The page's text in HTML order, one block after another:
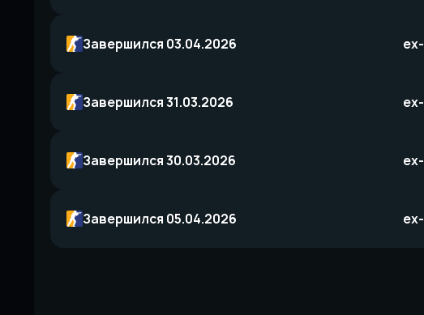
Завершился 03.04.2026
Завершился 31.03.2026
Завершился 30.03.2026
Завершился 05.04.2026